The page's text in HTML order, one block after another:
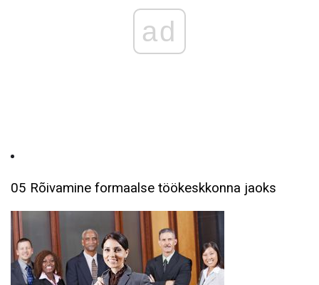
ad
05 Rõivamine formaalse töökeskkonna jaoks